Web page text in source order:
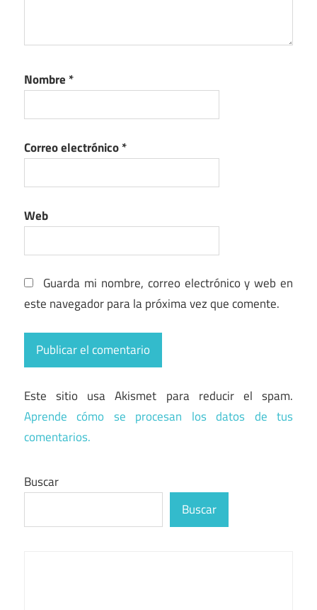
Nombre *
Correo electrónico*
Web
Guarda mi nombre, correo electrónico y web en
este navegador para la próxima vez que comente.
Este sitio usa Akismet para reducir el spam.
Aprende cómo se procesan los datos de tus
comentarios.
Buscar
Buscar